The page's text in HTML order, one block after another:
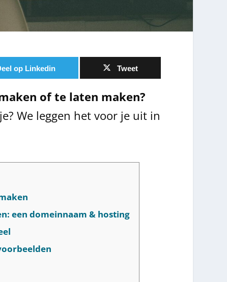
op Linkedin Tweet
of te laten maken?
We leggen het voor je uit in
een domeinnaam & hosting